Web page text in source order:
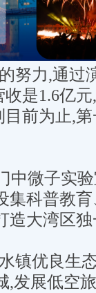
努力,通过
是1.6亿元
前为止,
微子实验
集科普教
造大湾区
镇优良生
,发展低空